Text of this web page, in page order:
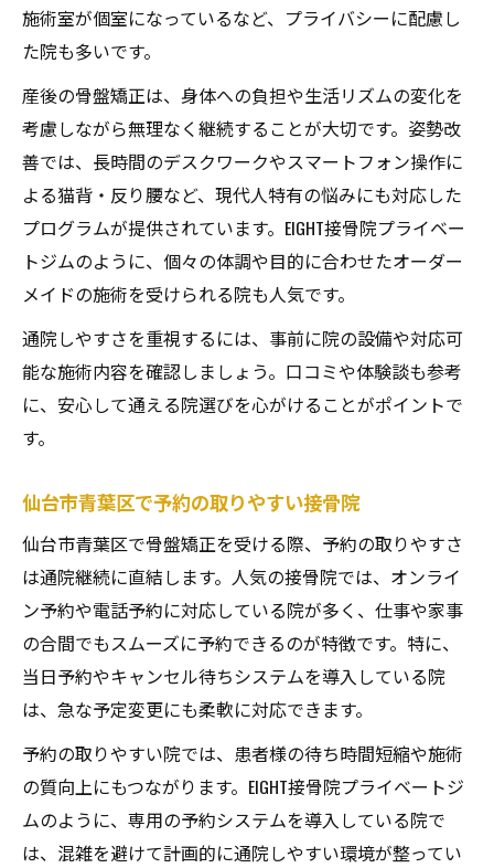
施術室が個室になっているなど、プライバシーに配慮し
た院も多いです。
産後の骨盤矯正は、身体への負担や生活リズムの変化を
考慮しながら無理なく継続することが大切です。姿勢改
善では、長時間のデスクワークやスマートフォン操作に
よる猫背・反り腰など、現代人特有の悩みにも対応した
プログラムが提供されています。EIGHT接骨院プライベー
トジムのように、個々の体調や目的に合わせたオーダー
メイドの施術を受けられる院も人気です。
通院しやすさを重視するには、事前に院の設備や対応可
能な施術内容を確認しましょう。口コミや体験談も参考
に、安心して通える院選びを心がけることがポイントで
す。
仙台市青葉区で予約の取りやすい接骨院
仙台市青葉区で骨盤矯正を受ける際、予約の取りやすさ
は通院継続に直結します。人気の接骨院では、オンライ
ン予約や電話予約に対応している院が多く、仕事や家事
の合間でもスムーズに予約できるのが特徴です。特に、
当日予約やキャンセル待ちシステムを導入している院
は、急な予定変更にも柔軟に対応できます。
予約の取りやすい院では、患者様の待ち時間短縮や施術
の質向上にもつながります。EIGHT接骨院プライベートジ
ムのように、専用の予約システムを導入している院で
は、混雑を避けて計画的に通院しやすい環境が整ってい